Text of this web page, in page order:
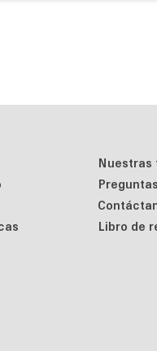
Nuestras
Libro de